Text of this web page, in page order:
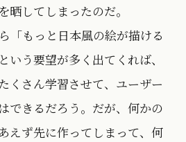
晒してしまったのだ。
「もっと日本風の絵が描ける
いう要望が多く出てくれば、
くさん学習させて、ユーザー
できるだろう。だが、何かの
えず先に作ってしまって、何